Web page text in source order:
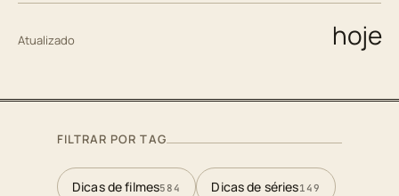
Atualizado hoje
FILTRAR POR TAG
Dicas de filmes584 Dicas de séries149